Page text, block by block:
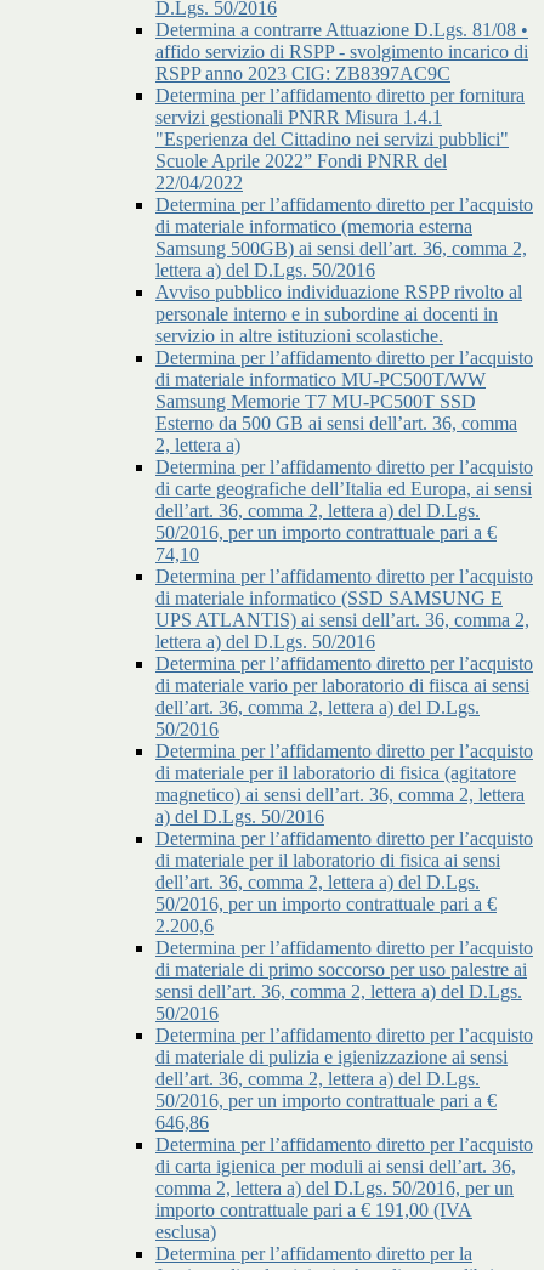
D.Lgs. 50/2016
Determina a contrarre Attuazione D.Lgs. 81/08 •
affido servizio di RSPP - svolgimento incarico di
RSPP anno 2023 CIG: ZB8397AC9C
Determina per l’affidamento diretto per fornitura
servizi gestionali PNRR Misura 1.4.1
"Esperienza del Cittadino nei servizi pubblici"
Scuole Aprile 2022” Fondi PNRR del
22/04/2022
Determina per l’affidamento diretto per l’acquisto
di materiale informatico (memoria esterna
Samsung 500GB) ai sensi dell’art. 36, comma 2,
lettera a) del D.Lgs. 50/2016
Avviso pubblico individuazione RSPP rivolto al
personale interno e in subordine ai docenti in
servizio in altre istituzioni scolastiche.
Determina per l’affidamento diretto per l’acquisto
di materiale informatico MU-PC500T/WW
Samsung Memorie T7 MU-PC500T SSD
Esterno da 500 GB ai sensi dell’art. 36, comma
2, lettera a)
Determina per l’affidamento diretto per l’acquisto
di carte geografiche dell’Italia ed Europa, ai sensi
dell’art. 36, comma 2, lettera a) del D.Lgs.
50/2016, per un importo contrattuale pari a €
74,10
Determina per l’affidamento diretto per l’acquisto
di materiale informatico (SSD SAMSUNG E
UPS ATLANTIS) ai sensi dell’art. 36, comma 2,
lettera a) del D.Lgs. 50/2016
Determina per l’affidamento diretto per l’acquisto
di materiale vario per laboratorio di fiisca ai sensi
dell’art. 36, comma 2, lettera a) del D.Lgs.
50/2016
Determina per l’affidamento diretto per l’acquisto
di materiale per il laboratorio di fisica (agitatore
magnetico) ai sensi dell’art. 36, comma 2, lettera
a) del D.Lgs. 50/2016
Determina per l’affidamento diretto per l’acquisto
di materiale per il laboratorio di fisica ai sensi
dell’art. 36, comma 2, lettera a) del D.Lgs.
50/2016, per un importo contrattuale pari a €
2.200,6
Determina per l’affidamento diretto per l’acquisto
di materiale di primo soccorso per uso palestre ai
sensi dell’art. 36, comma 2, lettera a) del D.Lgs.
50/2016
Determina per l’affidamento diretto per l’acquisto
di materiale di pulizia e igienizzazione ai sensi
dell’art. 36, comma 2, lettera a) del D.Lgs.
50/2016, per un importo contrattuale pari a €
646,86
Determina per l’affidamento diretto per l’acquisto
di carta igienica per moduli ai sensi dell’art. 36,
comma 2, lettera a) del D.Lgs. 50/2016, per un
importo contrattuale pari a € 191,00 (IVA
esclusa)
Determina per l’affidamento diretto per la